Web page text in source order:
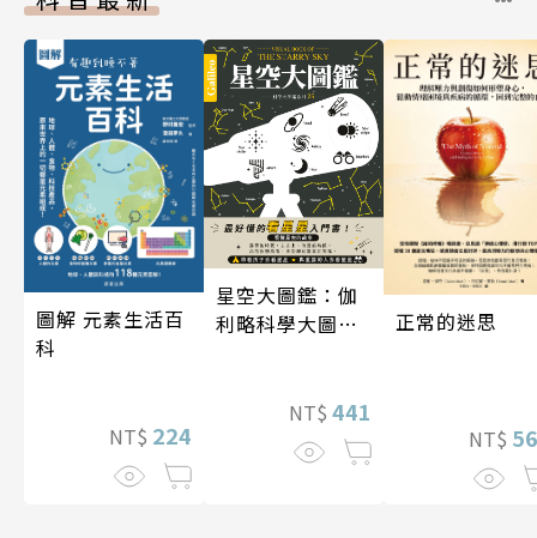
圖解 元素生活百
科
NT$ 224
星空大圖鑑：伽
利略科學大圖鑑
NT$ 441
正常的迷思
NT$